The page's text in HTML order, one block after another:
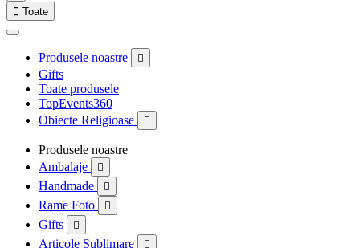
 Toate
Produsele noastre 
Gifts
Toate produsele
TopEvents360
Obiecte Religioase

Produsele noastre
Ambalaje

Handmade 
Rame Foto 
Gifts 
Articole Sublimare 